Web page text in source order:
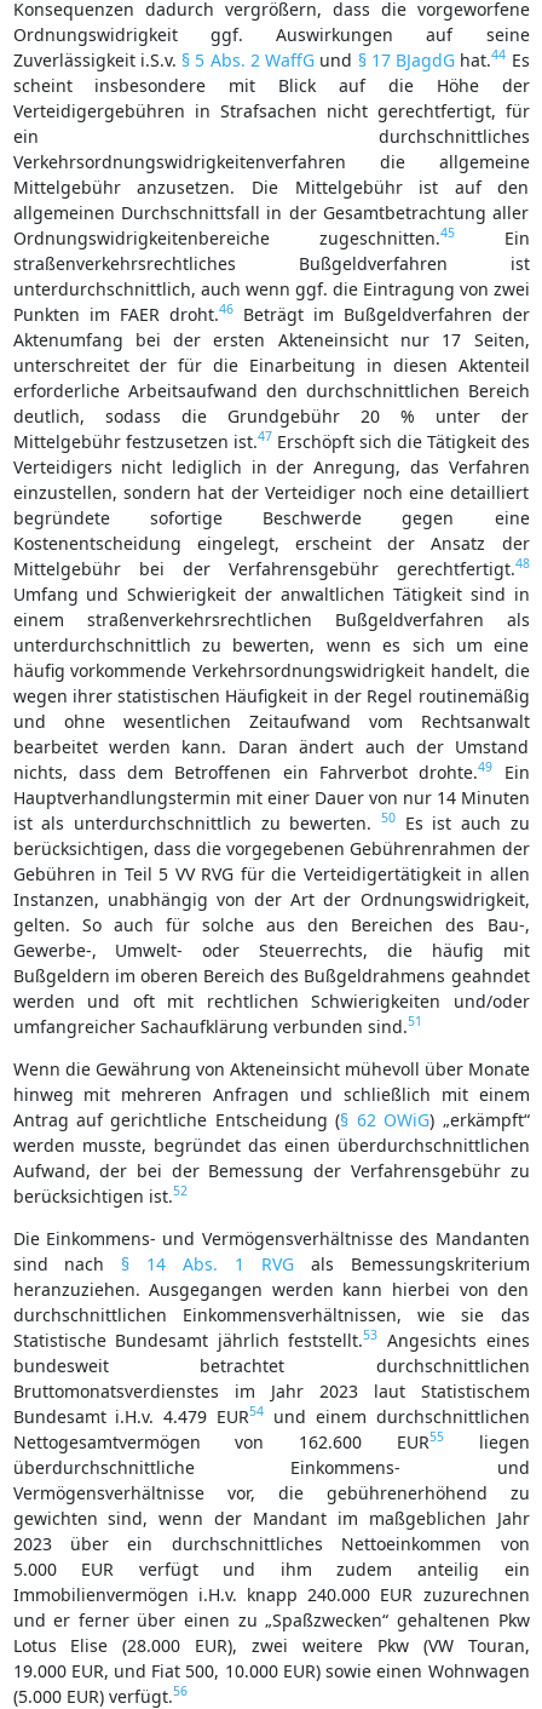
Konsequenzen dadurch vergrößern, dass die vorgeworfene
Ordnungswidrigkeit ggf. Auswirkungen auf seine
Zuverlässigkeit i.S.v. § 5 Abs. 2 WaffG und § 17 BJagdG hat.44 Es
scheint insbesondere mit Blick auf die Höhe der
Verteidigergebühren in Strafsachen nicht gerechtfertigt, für
ein durchschnittliches
Verkehrsordnungswidrigkeitenverfahren die allgemeine
Mittelgebühr anzusetzen. Die Mittelgebühr ist auf den
allgemeinen Durchschnittsfall in der Gesamtbetrachtung aller
Ordnungswidrigkeitenbereiche zugeschnitten.45Ein
straßenverkehrsrechtliches Bußgeldverfahren ist
unterdurchschnittlich, auch wenn ggf. die Eintragung von zwei
Punkten im FAER droht.46Beträgt im Bußgeldverfahren der
Aktenumfang bei der ersten Akteneinsicht nur 17 Seiten,
unterschreitet der für die Einarbeitung in diesen Aktenteil
erforderliche Arbeitsaufwand den durchschnittlichen Bereich
deutlich, sodass die Grundgebühr 20 % unter der
Mittelgebühr festzusetzen ist.47Erschöpft sich die Tätigkeit des
Verteidigers nicht lediglich in der Anregung, das Verfahren
einzustellen, sondern hat der Verteidiger noch eine detailliert
begründete sofortige Beschwerde gegen eine
Kostenentscheidung eingelegt, erscheint der Ansatz der
Mittelgebühr bei der Verfahrensgebühr gerechtfertigt.48
Umfang und Schwierigkeit der anwaltlichen Tätigkeit sind in
einem straßenverkehrsrechtlichen Bußgeldverfahren als
unterdurchschnittlich zu bewerten, wenn es sich um eine
häufig vorkommende Verkehrsordnungswidrigkeit handelt, die
wegen ihrer statistischen Häufigkeit in der Regel routinemäßig
und ohne wesentlichen Zeitaufwand vom Rechtsanwalt
bearbeitet werden kann. Daran ändert auch der Umstand
nichts, dass dem Betroffenen ein Fahrverbot drohte.49
Ein
Hauptverhandlungstermin mit einer Dauer von nur 14 Minuten
ist als unterdurchschnittlich zu bewerten.
50Es ist auch zu
berücksichtigen, dass die vorgegebenen Gebührenrahmen der
Gebühren in Teil 5 VV RVG für die Verteidigertätigkeit in allen
Instanzen, unabhängig von der Art der Ordnungswidrigkeit,
gelten. So auch für solche aus den Bereichen des Bau-,
Gewerbe-, Umwelt- oder Steuerrechts, die häufig mit
Bußgeldern im oberen Bereich des Bußgeldrahmens geahndet
werden und oft mit rechtlichen Schwierigkeiten und/oder
umfangreicher Sachaufklärung verbunden sind.51
Wenn die Gewährung von Akteneinsicht mühevoll über Monate
hinweg mit mehreren Anfragen und schließlich mit einem
Antrag auf gerichtliche Entscheidung (§ 62 OWiG) „erkämpft“
werden musste, begründet das einen überdurchschnittlichen
Aufwand, der bei der Bemessung der Verfahrensgebühr zu
berücksichtigen ist.52
Die Einkommens- und Vermögensverhältnisse des Mandanten
sind nach § 14 Abs. 1 RVGals Bemessungskriterium
heranzuziehen. Ausgegangen werden kann hierbei von den
durchschnittlichen Einkommensverhältnissen, wie sie das
Statistische Bundesamt jährlich feststellt.53 Angesichts eines
bundesweit betrachtet durchschnittlichen
Bruttomonatsverdienstes im Jahr 2023 laut Statistischem
Bundesamt i.H.v. 4.479 EUR54
und einem durchschnittlichen
Nettogesamtvermögen von 162.600 EUR55liegen
überdurchschnittliche Einkommens- und
Vermögensverhältnisse vor, die gebührenerhöhend zu
gewichten sind, wenn der Mandant im maßgeblichen Jahr
2023 über ein durchschnittliches Nettoeinkommen von
5.000 EUR verfügt und ihm zudem anteilig ein
Immobilienvermögen i.H.v. knapp 240.000 EUR zuzurechnen
und er ferner über einen zu „Spaßzwecken“ gehaltenen Pkw
Lotus Elise (28.000 EUR), zwei weitere Pkw (VW Touran,
19.000 EUR, und Fiat 500, 10.000 EUR) sowie einen Wohnwagen
(5.000 EUR) verfügt.56